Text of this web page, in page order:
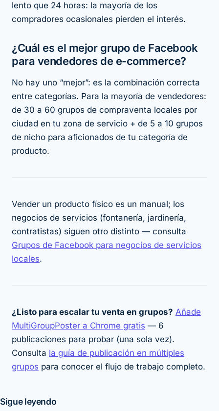
lento que 24 horas: la mayoría de los
compradores ocasionales pierden el interés.
¿Cuál es el mejor grupo de Facebook
para vendedores de e-commerce?
No hay uno “mejor”: es la combinación correcta
entre categorías. Para la mayoría de vendedores:
de 30 a 60 grupos de compraventa locales por
ciudad en tu zona de servicio + de 5 a 10 grupos
de nicho para aficionados de tu categoría de
producto.
Vender un producto físico es un manual; los
negocios de servicios (fontanería, jardinería,
contratistas) siguen otro distinto — consulta
Grupos de Facebook para negocios de servicios
locales.
¿Listo para escalar tu venta en grupos? Añade
MultiGroupPoster a Chrome gratis — 6
publicaciones para probar (una sola vez).
Consulta la guía de publicación en múltiples
grupos para conocer el flujo de trabajo completo.
Sigue leyendo